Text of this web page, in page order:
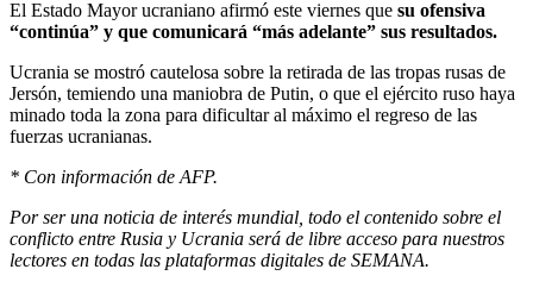
El Estado Mayor ucraniano afirmó este viernes que su ofensiva
“continúa” y que comunicará “más adelante” sus resultados.
Ucrania se mostró cautelosa sobre la retirada de las tropas rusas de
Jersón, temiendo una maniobra de Putin, o que el ejército ruso haya
minado toda la zona para dificultar al máximo el regreso de las
fuerzas ucranianas.
* Con información de AFP.
Por ser una noticia de interés mundial, todo el contenido sobre el
conflicto entre Rusia y Ucrania será de libre acceso para nuestros
lectores en todas las plataformas digitales de SEMANA.